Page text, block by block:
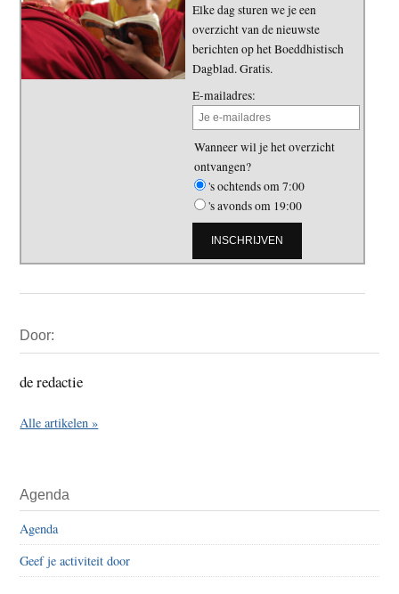
Elke dag sturen we je een
overzicht van de nieuwste
berichten op het Boeddhistisch
Dagblad. Gratis.
E-mailadres:
Wanneer wil je het overzicht
ontvangen?
's ochtends om 7:00
's avonds om 19:00
Sidebar
Door:
de redactie
Alle artikelen »
Agenda
Agenda
Geef je activiteit door